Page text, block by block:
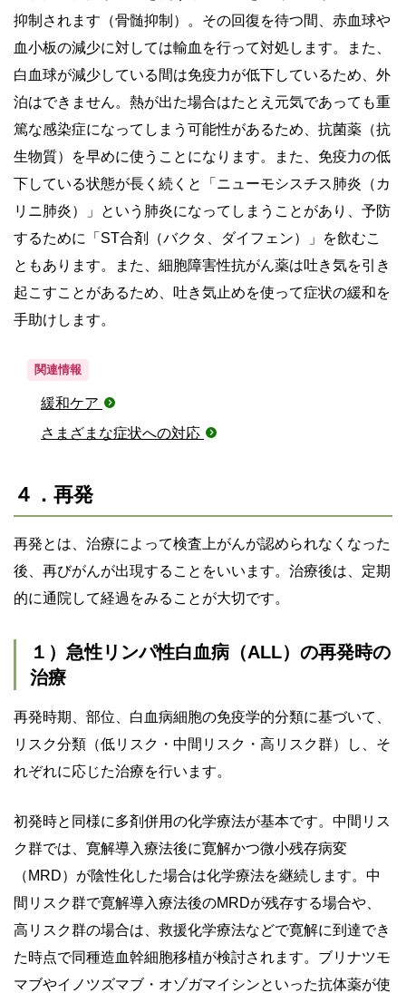
抑制されます（骨髄抑制）。その回復を待つ間、赤血球や
血小板の減少に対しては輸血を行って対処します。また、
白血球が減少している間は免疫力が低下しているため、外
泊はできません。熱が出た場合はたとえ元気であっても重
篤な感染症になってしまう可能性があるため、抗菌薬（抗
生物質）を早めに使うことになります。また、免疫力の低
下している状態が長く続くと「ニューモシスチス肺炎（カ
リニ肺炎）」という肺炎になってしまうことがあり、予防
するために「ST合剤（バクタ、ダイフェン）」を飲むこ
ともあります。また、細胞障害性抗がん薬は吐き気を引き
起こすことがあるため、吐き気止めを使って症状の緩和を
手助けします。
関連情報
緩和ケア
さまざまな症状への対応
４．再発
再発とは、治療によって検査上がんが認められなくなった
後、再びがんが出現することをいいます。治療後は、定期
的に通院して経過をみることが大切です。
１）急性リンパ性白血病（ALL）の再発時の
治療
再発時期、部位、白血病細胞の免疫学的分類に基づいて、
リスク分類（低リスク・中間リスク・高リスク群）し、そ
れぞれに応じた治療を行います。
初発時と同様に多剤併用の化学療法が基本です。中間リス
ク群では、寛解導入療法後に寛解かつ微小残存病変
（MRD）が陰性化した場合は化学療法を継続します。中
間リスク群で寛解導入療法後のMRDが残存する場合や、
高リスク群の場合は、救援化学療法などで寛解に到達でき
た時点で同種造血幹細胞移植が検討されます。ブリナツモ
マブやイノツズマブ・オゾガマイシンといった抗体薬が使